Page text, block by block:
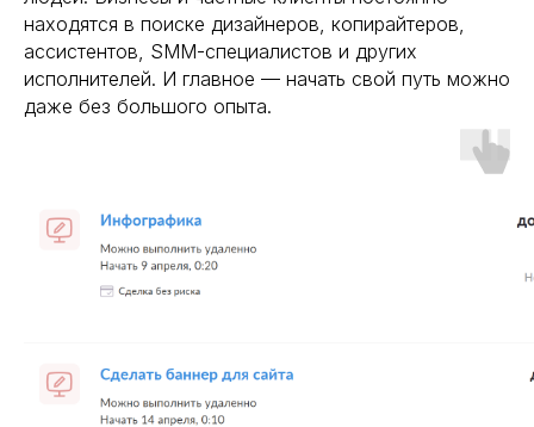
находятся в поиске дизайнеров, копирайтеров,
ассистентов, SMM-специалистов и других
исполнителей. И главное — начать свой путь можно
даже без большого опыта.